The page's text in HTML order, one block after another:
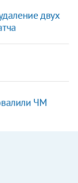
двух
ЧМ